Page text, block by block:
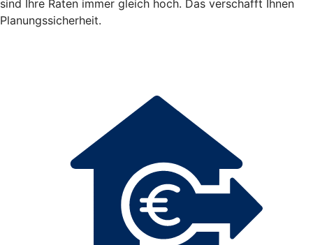
sind Ihre Raten immer gleich hoch. Das verschafft Ihnen
Planungssicherheit.